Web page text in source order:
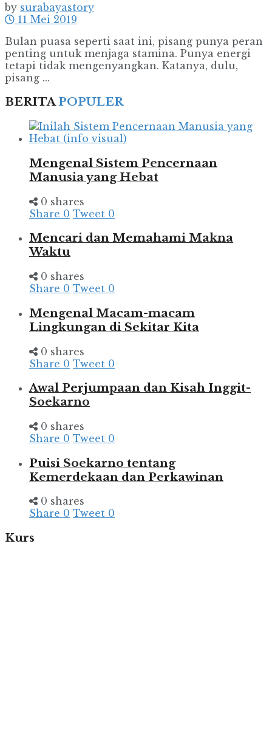
by surabayastory
11 Mei 2019
Bulan puasa seperti saat ini, pisang punya peran
penting untuk menjaga stamina. Punya energi
tetapi tidak mengenyangkan. Katanya, dulu,
pisang ...
BERITAPOPULER
Mengenal Sistem Pencernaan
Manusia yang Hebat
0 shares
Share 0 Tweet 0
Mencari dan Memahami Makna
Waktu
0 shares
Share 0 Tweet 0
Mengenal Macam-macam
Lingkungan di Sekitar Kita
0 shares
Share 0 Tweet 0
Awal Perjumpaan dan Kisah Inggit-
Soekarno
0 shares
Share 0 Tweet 0
Puisi Soekarno tentang
Kemerdekaan dan Perkawinan
0 shares
Share 0 Tweet 0
Kurs